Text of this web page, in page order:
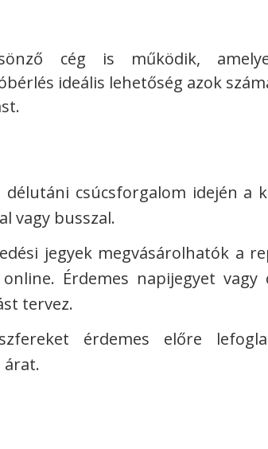
cég is működik,
ideális lehetőség azok
délutáni csúcsforgalom idején a
vagy busszal.
jegyek megvásárolhatók a
Érdemes napijegyet vagy
tervez.
érdemes előre
árat.